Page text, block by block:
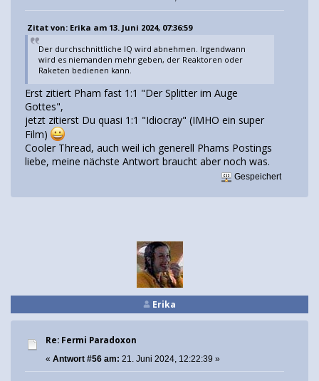
Zitat von: Erika am 13. Juni 2024, 07:36:59
Der durchschnittliche IQ wird abnehmen. Irgendwann
wird es niemanden mehr geben, der Reaktoren oder
Raketen bedienen kann.
Erst zitiert Pham fast 1:1 "Der Splitter im Auge
Gottes",
jetzt zitierst Du quasi 1:1 "Idiocray" (IMHO ein super
Film)
Cooler Thread, auch weil ich generell Phams Postings
liebe, meine nächste Antwort braucht aber noch was.
Gespeichert
Erika
Re: Fermi Paradoxon
« Antwort #56 am: 21. Juni 2024, 12:22:39 »